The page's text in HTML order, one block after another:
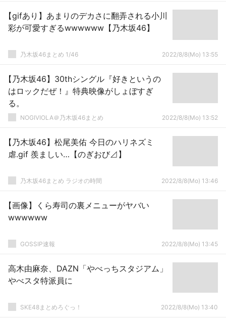
【gifあり】あまりのデカさに翻弄される小川
彩が可愛すぎるwwwwww【乃木坂46】
乃木坂46まとめ 1/46 2022/8/8(Mo) 13:55
【乃木坂46】30thシングル『好きというの
はロックだぜ！』特典映像がしょぼすぎ
る。
NOGIVIOLA＠乃木坂46まとめ 2022/8/8(Mo) 13:52
【乃木坂46】松尾美佑 今日のハリネズミ
虐.gif 羨ましい…【のぎおび⊿】
乃木坂46まとめ ラジオの時間 2022/8/8(Mo) 13:46
【画像】くら寿司の裏メニューがヤバい
wwwwww
GOSSIP速報 2022/8/8(Mo) 13:45
高木由麻奈、DAZN「やべっちスタジアム」
やべスタ特派員に
SKE48まとめろぐっ！ 2022/8/8(Mo) 13:40